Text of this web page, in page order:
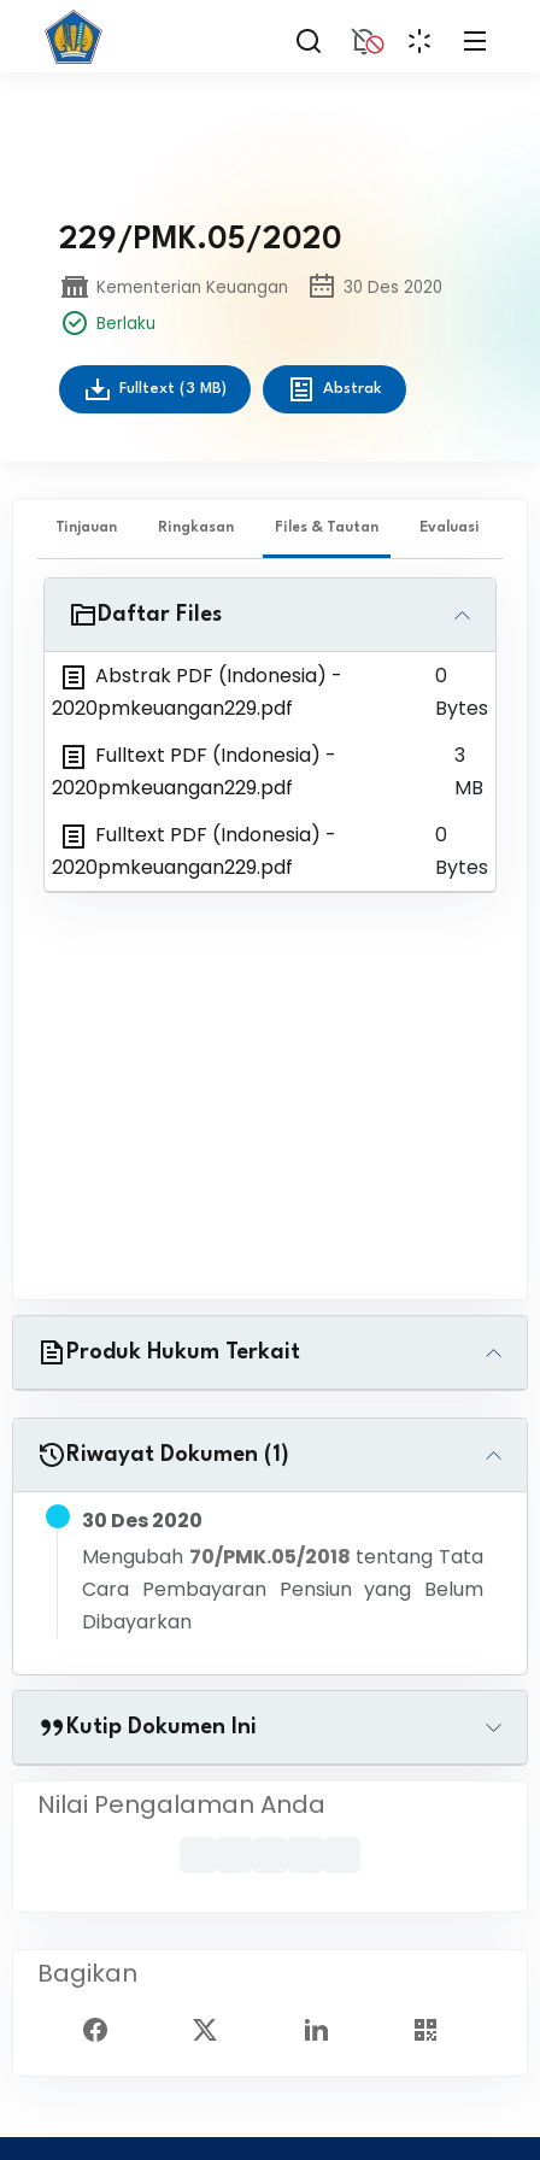
229/PMK.05/2020
Kementerian Keuangan
30 Des 2020
Berlaku
Fulltext (3 MB) Abstrak
Tinjauan Ringkasan Files & Tautan Evaluasi
Daftar Files
Abstrak PDF (Indonesia) -
2020pmkeuangan229.pdf
0
Bytes
Fulltext PDF (Indonesia) -
2020pmkeuangan229.pdf
3
MB
Fulltext PDF (Indonesia) -
2020pmkeuangan229.pdf
0
Bytes
Produk Hukum Terkait
Riwayat Dokumen (1)
30 Des 2020
Mengubah 70/PMK.05/2018 tentang Tata
Cara Pembayaran Pensiun yang Belum
Dibayarkan
Kutip Dokumen Ini
Nilai Pengalaman Anda
Bagikan